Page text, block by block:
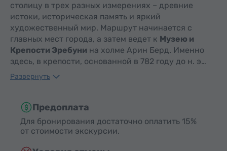
столицу в трех разных измерениях – древние
истоки, историческая память и яркий
художественный мир. Маршрут начинается с
главных мест города, а затем ведет к Музею и
Крепости Эребуни на холме Арин Берд. Именно
здесь, в крепости, основанной в 782 году до н. э…
Развернуть
Предоплата
Для бронирования достаточно оплатить 15%
от стоимости экскурсии.